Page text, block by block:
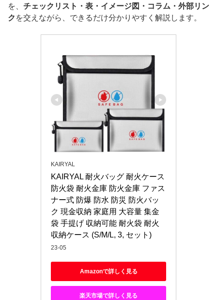
を、 チェックリスト・表・イメージ図・コラム・外部リン
ク を交えながら、できるだけ分かりやすく解説します。
KAIRYAL
KAIRYAL 耐火バッグ 耐火ケース
防火袋 耐火金庫 防火金庫 ファス
ナー式 防爆 防水 防災 防火バッ
ク 現金収納 家庭用 大容量 集金
袋 手提げ 収納可能 耐火袋 耐火
収納ケース (S/M/L, 3, セット)
23-05
Amazonで詳しく見る
楽天市場で詳しく見る